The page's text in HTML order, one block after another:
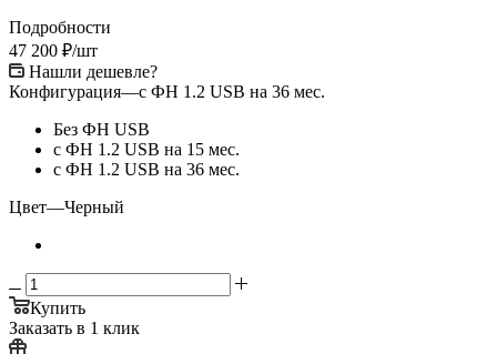
Подробности
47 200 ₽/шт
Нашли дешевле?
Конфигурация—с ФН 1.2 USB на 36 мес.
Без ФН USB
с ФН 1.2 USB на 15 мес.
с ФН 1.2 USB на 36 мес.
Цвет—Черный
Купить
Заказать в 1 клик